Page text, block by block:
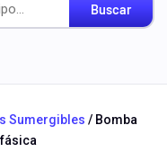
Buscar
Sumergibles / Bomba